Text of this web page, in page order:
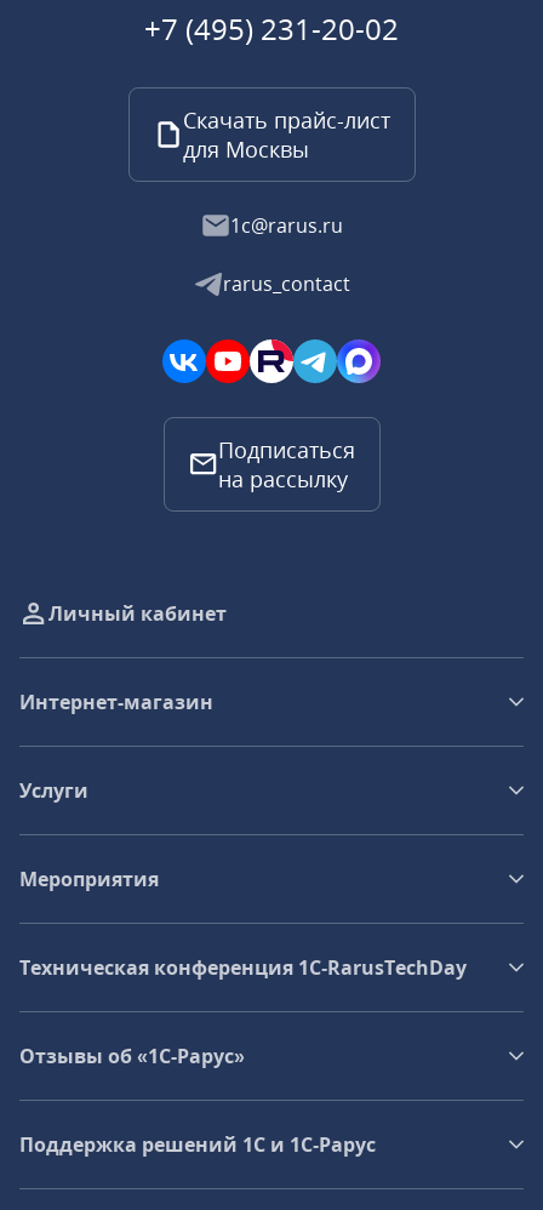
+7 (495) 231-20-02
Скачать прайс-лист
для Москвы
1c@rarus.ru
rarus_contact
Подписаться
на рассылку
Личный кабинет
Интернет-магазин
Услуги
Мероприятия
Техническая конференция 1C‑RarusTechDay
Отзывы об «1С-Рарус»
Поддержка решений 1С и 1С‑Рарус